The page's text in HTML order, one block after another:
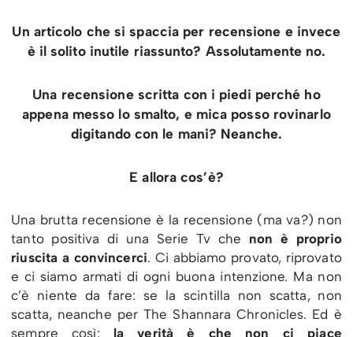
Un articolo che si spaccia per recensione e invece
è il solito inutile riassunto? Assolutamente no.
Una recensione scritta con i piedi perché ho
appena messo lo smalto, e mica posso rovinarlo
digitando con le mani? Neanche.
E allora cos’è?
Una brutta recensione è la recensione (ma va?) non
tanto positiva di una Serie Tv che non è proprio
riuscita a convincerci. Ci abbiamo provato, riprovato
e ci siamo armati di ogni buona intenzione. Ma non
c’è niente da fare: se la scintilla non scatta, non
scatta, neanche per The Shannara Chronicles. Ed è
sempre così: la verità è che non ci piace